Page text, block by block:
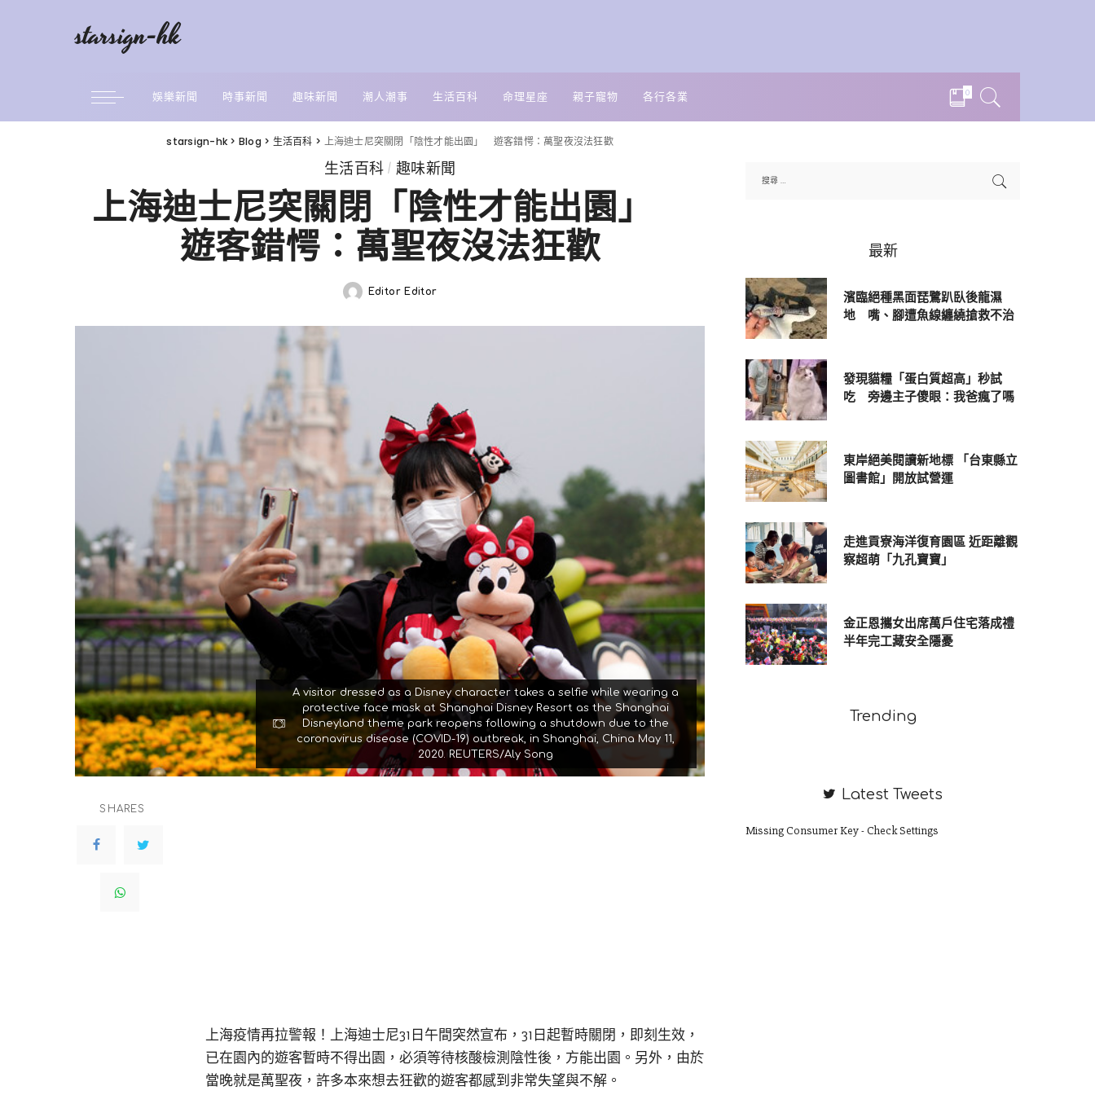
starsign-hk
娛樂新聞 時事新聞 趣味新聞 潮人潮事 生活百科 命理星座 親子寵物 各行各業 0
starsign-hk > Blog > 生活百科 > 上海迪士尼突關閉「陰性才能出園」 遊客錯愕：萬聖夜沒法狂歡
生活百科 趣味新聞
上海迪士尼突關閉「陰性才能出園」
遊客錯愕：萬聖夜沒法狂歡
Posted
Editor Editor
A visitor dressed as a Disney character takes a selfie while wearing a
protective face mask at Shanghai Disney Resort as the Shanghai
Disneyland theme park reopens following a shutdown due to the
coronavirus disease (COVID-19) outbreak, in Shanghai, China May 11,
2020. REUTERS/Aly Song
SHARES
上海疫情再拉警報！上海迪士尼31日午間突然宣布，31日起暫時關閉，即刻生效，
已在園內的遊客暫時不得出園，必須等待核酸檢測陰性後，方能出園。另外，由於
當晚就是萬聖夜，許多本來想去狂歡的遊客都感到非常失望與不解。
最新
濱臨絕種黑面琵鷺趴臥後龍濕
地 嘴、腳遭魚線纏繞搶救不治
發現貓糧「蛋白質超高」秒試
吃 旁邊主子傻眼：我爸瘋了嗎
東岸絕美閱讀新地標 「台東縣立
圖書館」開放試營運
走進貢寮海洋復育園區 近距離觀
察超萌「九孔寶寶」
金正恩攜女出席萬戶住宅落成禮
半年完工藏安全隱憂
Trending
Latest Tweets
Missing Consumer Key - Check Settings